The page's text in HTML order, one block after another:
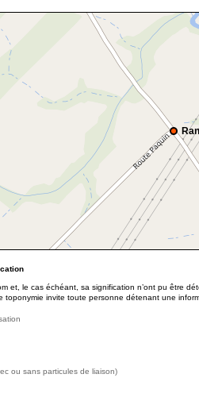
et, le cas échéant, sa signification n’ont pu être
toponymie invite toute personne détenant une
ou sans particules de liaison)